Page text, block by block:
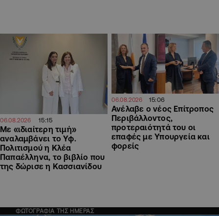
06.08.2026 15:15
Με «ιδιαίτερη τιμή»
αναλαμβάνει το Υφ.
Πολιτισμού η Κλέα
Παπαέλληνα, το βιβλίο που
της δώρισε η Κασσιανίδου
06.08.2026 15:06
Ανέλαβε ο νέος Επίτροπος
Περιβάλλοντος,
προτεραιότητά του οι
επαφές με Υπουργεία και
φορείς
ΦΩΤΟΓΡΑΦΙΑ ΤΗΣ ΗΜΕΡΑΣ